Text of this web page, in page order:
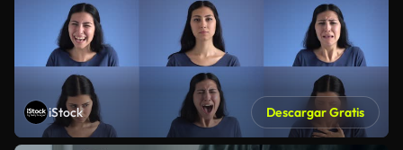
iStock Descargar Gratis